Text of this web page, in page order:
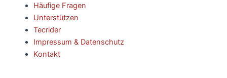
Häufige Fragen
Unterstützen
Tecrider
Impressum & Datenschutz
Kontakt